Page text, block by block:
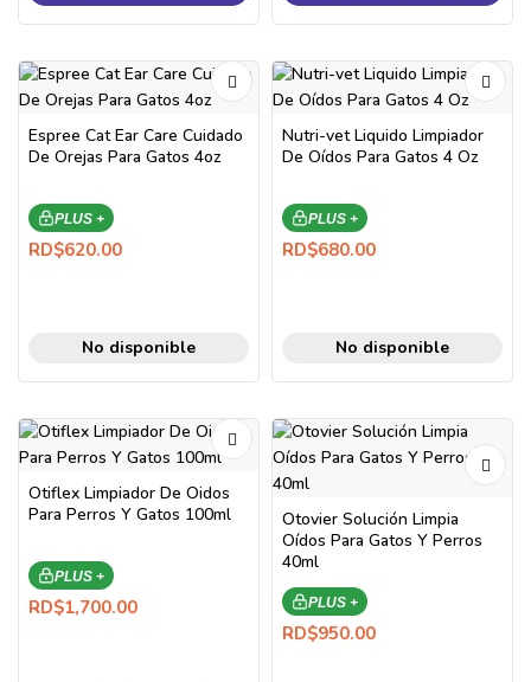
Espree Cat Ear Care Cuidado
De Orejas Para Gatos 4oz
PLUS +
RD$620.00
No disponible
Nutri-vet Liquido Limpiador
De Oídos Para Gatos 4 Oz
PLUS +
RD$680.00
No disponible
Otiflex Limpiador De Oidos
Para Perros Y Gatos 100ml
PLUS +
RD$1,700.00
Otovier Solución Limpia
Oídos Para Gatos Y Perros
40ml
PLUS +
RD$950.00